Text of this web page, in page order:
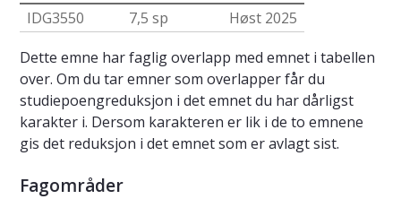
IDG3550 7,5 sp
Høst 2025
Dette emne har faglig overlapp med emnet i tabellen
over. Om du tar emner som overlapper får du
studiepoengreduksjon i det emnet du har dårligst
karakter i. Dersom karakteren er lik i de to emnene
gis det reduksjon i det emnet som er avlagt sist.
Fagområder